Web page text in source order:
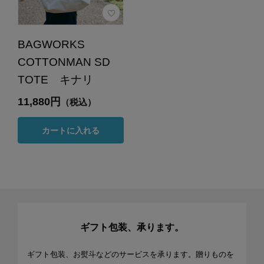
BAGWORKS
COTTONMAN SD
TOTE キナリ
11,880円 （税込）
カートに入れる
ギフト包装、承ります。
ギフト包装、お熨斗などのサービスを承ります。贈りものを